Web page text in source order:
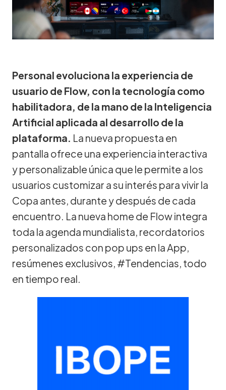
Personal evoluciona la experiencia de
usuario de Flow, con la tecnología como
habilitadora, de la mano de la Inteligencia
Artificial aplicada al desarrollo de la
plataforma. La nueva propuesta en
pantalla ofrece una experiencia interactiva
y personalizable única que le permite a los
usuarios customizar a su interés para vivir la
Copa antes, durante y después de cada
encuentro. La nueva home de Flow integra
toda la agenda mundialista, recordatorios
personalizados con pop ups en la App,
resúmenes exclusivos, #Tendencias, todo
en tiempo real.